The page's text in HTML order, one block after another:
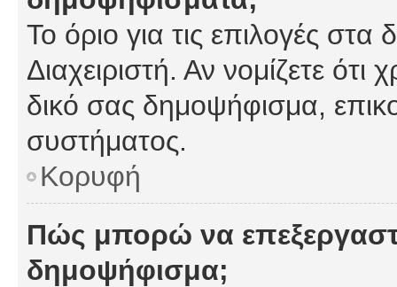
Το όριο για τις επιλογές
Διαχειριστή. Αν νομίζετε ότι
δικό σας δημοψήφισμα,
συστήματος.
Κορυφή
Πώς μπορώ να
δημοψήφισμα;